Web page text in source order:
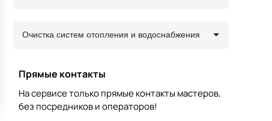
Очистка систем отопления и водоснабжения
Прямые контакты
На сервисе только прямые контакты мастеров,
без посредников и операторов!